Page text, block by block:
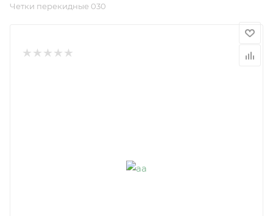
Четки перекидные 030